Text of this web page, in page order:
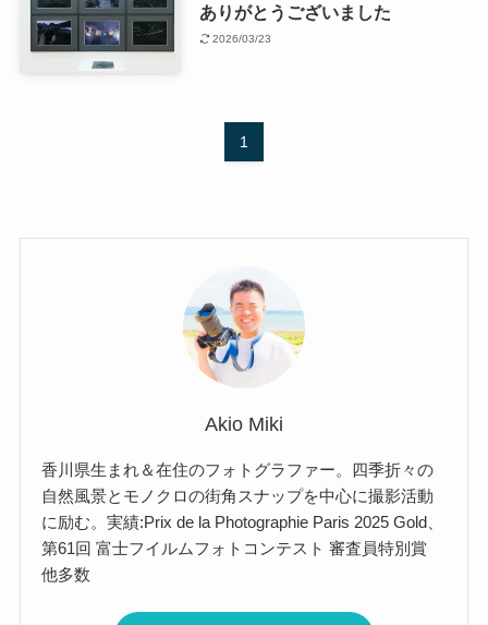
ありがとうございました
2026/03/23
1
Akio Miki
香川県生まれ＆在住のフォトグラファー。四季折々の
自然風景とモノクロの街角スナップを中心に撮影活動
に励む。実績:Prix de la Photographie Paris 2025 Gold、
第61回 富士フイルムフォトコンテスト 審査員特別賞
他多数